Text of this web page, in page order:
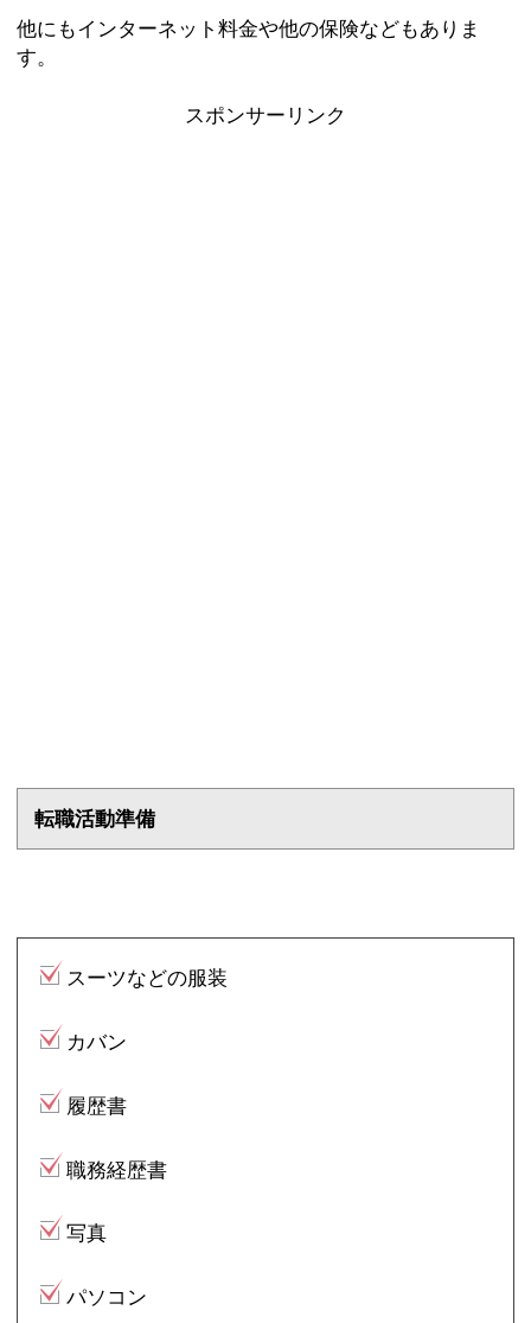
他にもインターネット料金や他の保険などもありま
す。
スポンサーリンク
転職活動準備
スーツなどの服装
カバン
履歴書
職務経歴書
写真
パソコン